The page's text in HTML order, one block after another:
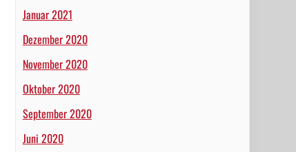
Januar 2021
Dezember 2020
November 2020
Oktober 2020
September 2020
Juni 2020